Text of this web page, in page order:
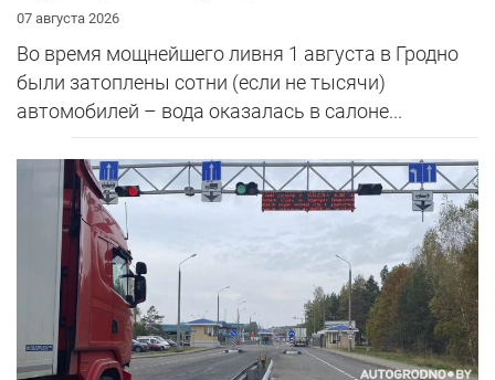
07 августа 2026
Во время мощнейшего ливня 1 августа в Гродно
были затоплены сотни (если не тысячи)
автомобилей – вода оказалась в салоне...